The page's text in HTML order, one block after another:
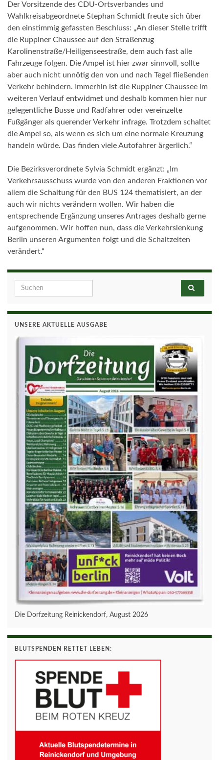
Der Vorsitzende des CDU-Ortsverbandes und
Wahlkreisabgeordnete Stephan Schmidt freute sich über
den einstimmig gefassten Beschluss: „An dieser Stelle trifft
die Ruppiner Chaussee auf den Straßenzug
Karolinenstraße/Heiligenseestraße, dem auch fast alle
Fahrzeuge folgen. Die Ampel ist hier zwar sinnvoll, sollte
aber auch nicht unnötig den von und nach Tegel fließenden
Verkehr behindern. Immerhin ist die Ruppiner Chaussee im
weiteren Verlauf entwidmet und deshalb kommen hier nur
gelegentliche Busse und Radfahrer oder vereinzelte
Fußgänger als querender Verkehr infrage. Trotzdem schaltet
die Ampel so, als wenn es sich um eine normale Kreuzung
handeln würde. Das finden viele Autofahrer ärgerlich.“
Die Bezirksverordnete Sylvia Schmidt ergänzt: „Im
Verkehrsausschuss wurde von den anderen Fraktionen vor
allem die Schaltung für den BUS 124 thematisiert, an der
auch wir nichts verändern wollen. Wir haben die
entsprechende Ergänzung unseres Antrages deshalb gerne
aufgenommen. Wir hoffen nun, dass die Verkehrslenkung
Berlin unseren Argumenten folgt und die Schaltzeiten
verändert.“
Search for:
UNSERE AKTUELLE AUSGABE
Die Dorfzeitung Reinickendorf, August 2026
BLUTSPENDEN RETTET LEBEN: